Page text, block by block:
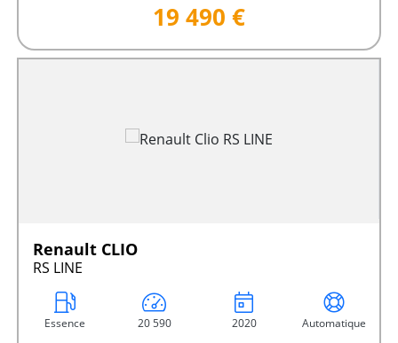
19 490 €
Renault CLIO
RS LINE
Essence 20 590 2020 Automatique